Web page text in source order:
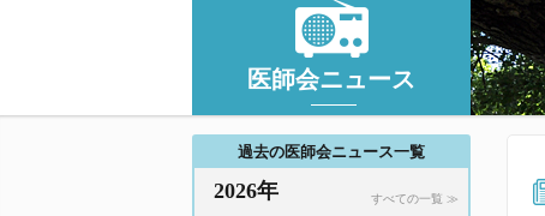
医師会ニュース
過去の医師会ニュース一覧
2026年 すべての一覧 ≫